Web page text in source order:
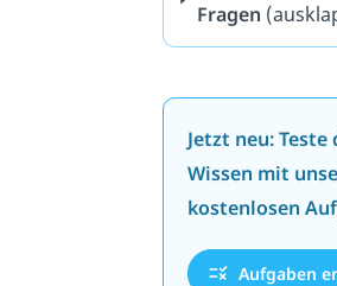
Fragen
Jetzt neu: Teste
Wissen mit
kostenlosen
Aufgaben